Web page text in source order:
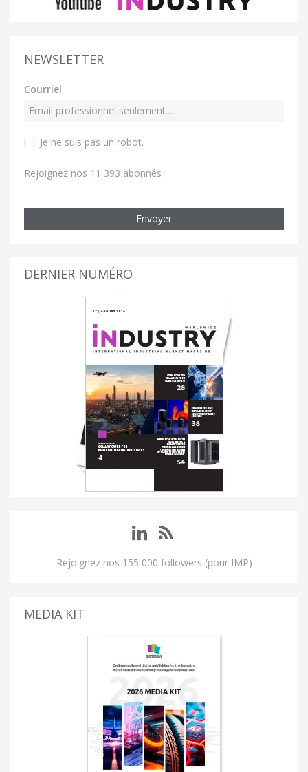
NEWSLETTER
Courriel
Je ne suis pas un robot.
Rejoignez nos 11 393 abonnés
Envoyer
DERNIER NUMÉRO
Rejoignez nos 155 000 followers (pour IMP)
MEDIA KIT